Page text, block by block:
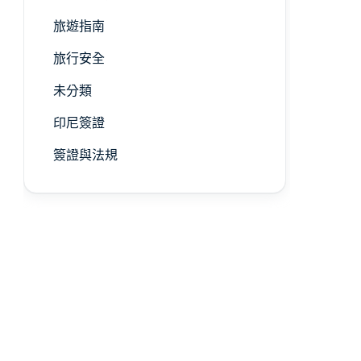
旅遊指南
旅行安全
未分類
印尼簽證
簽證與法規